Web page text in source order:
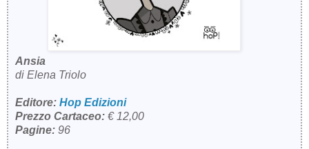
Ansia
di Elena Triolo
Editore: Hop Edizioni
Prezzo Cartaceo: € 12,00
Pagine: 96